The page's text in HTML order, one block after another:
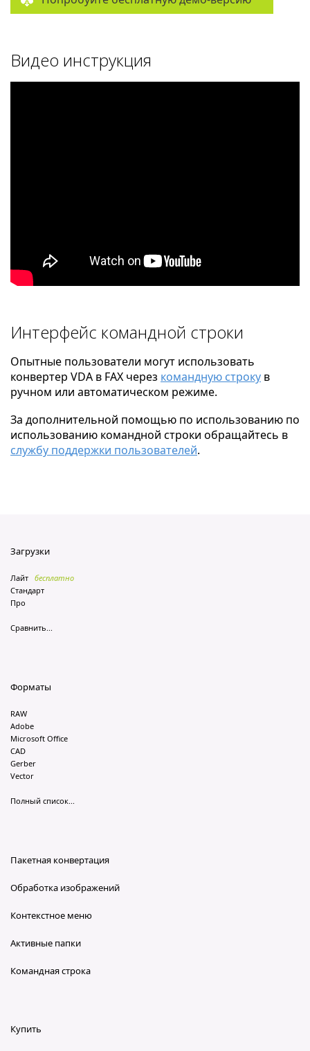
Видео инструкция
Интерфейс командной строки
Опытные пользователи могут использовать
конвертер VDA в FAX через командную строку в
ручном или автоматическом режиме.
За дополнительной помощью по использованию по
использованию командной строки обращайтесь в
службу поддержки пользователей.
Загрузки
Лайт бесплатно
Стандарт
Про
Сравнить...
Форматы
RAW
Adobe
Microsoft Office
CAD
Gerber
Vector
Полный список...
Пакетная конвертация
Обработка изображений
Контекстное меню
Активные папки
Командная строка
Купить